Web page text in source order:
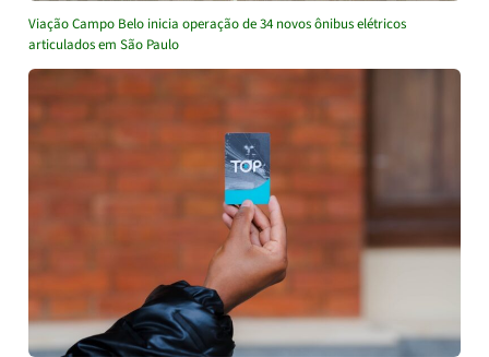
Viação Campo Belo inicia operação de 34 novos ônibus elétricos
articulados em São Paulo